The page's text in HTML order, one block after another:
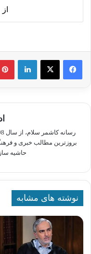
بروزترین مطالب خبری و
حاشیه
نوشته های مشابه